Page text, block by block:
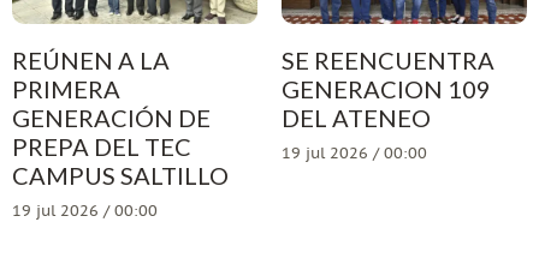
REÚNEN A LA
PRIMERA
GENERACIÓN DE
PREPA DEL TEC
CAMPUS SALTILLO
19 jul 2026 / 00:00
SE REENCUENTRA
GENERACION 109
DEL ATENEO
19 jul 2026 / 00:00